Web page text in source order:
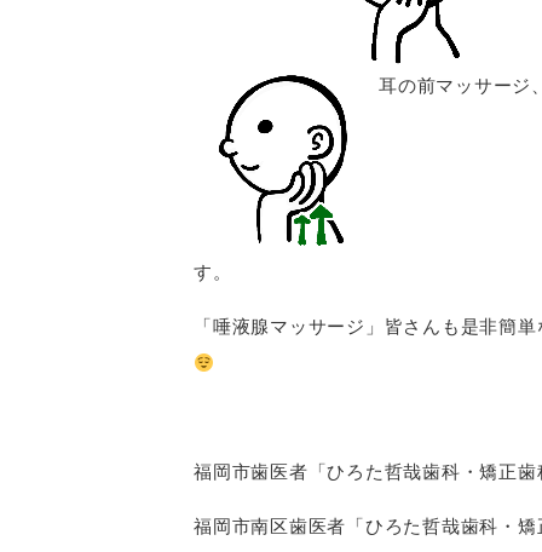
耳の前マッサ
す。
「唾液腺マッサージ」皆さんも是非簡
福岡市歯医者「ひろた哲哉歯科・矯正歯
福岡市南区歯医者「ひろた哲哉歯科・矯